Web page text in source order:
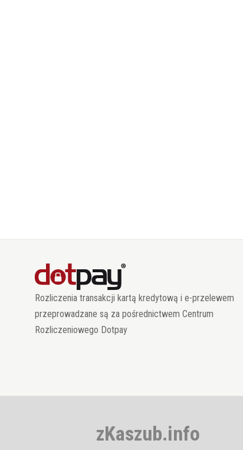
Rozliczenia transakcji kartą kredytową i e-przelewem
przeprowadzane są za pośrednictwem Centrum
Rozliczeniowego Dotpay
zKaszub.info